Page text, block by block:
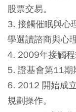
股票交易。
3. 接觸催眠與心
學選讀諮商與心
4. 2009年接觸程
5. 證基會第11期
6. 2012 開始成
規劃操作。